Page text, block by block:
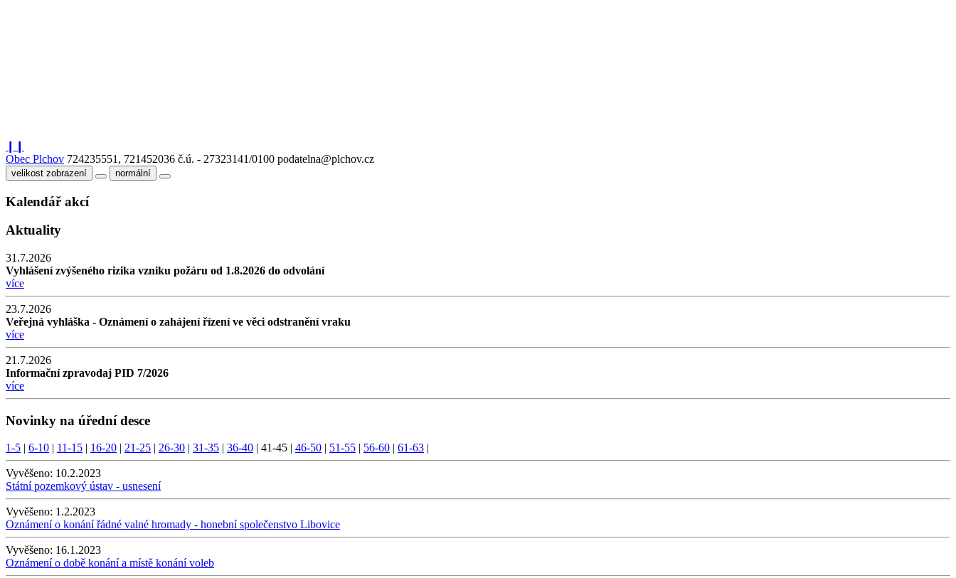
Obec Plchov 724235551, 721452036 č.ú. - 27323141/0100 podatelna@plchov.cz
velikost zobrazení normální
Kalendář akcí
Aktuality
31.7.2026
Vyhlášení zvýšeného rizika vzniku požáru od 1.8.2026 do odvolání
více
23.7.2026
Veřejná vyhláška - Oznámení o zahájení řízení ve věci odstranění vraku
více
21.7.2026
Informační zpravodaj PID 7/2026
více
Novinky na úřední desce
1-5 6-10 11-15 16-20 21-25 26-30 31-35 36-40 41-45 46-50 51-55 56-60 61-63
Vyvěšeno: 10.2.2023
Státní pozemkový ústav - usnesení
Vyvěšeno: 1.2.2023
Oznámení o konání řádné valné hromady - honební společenstvo Libovice
Vyvěšeno: 16.1.2023
Oznámení o době konání a místě konání voleb